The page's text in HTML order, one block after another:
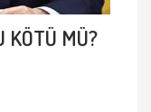
KÖTÜ MÜ?